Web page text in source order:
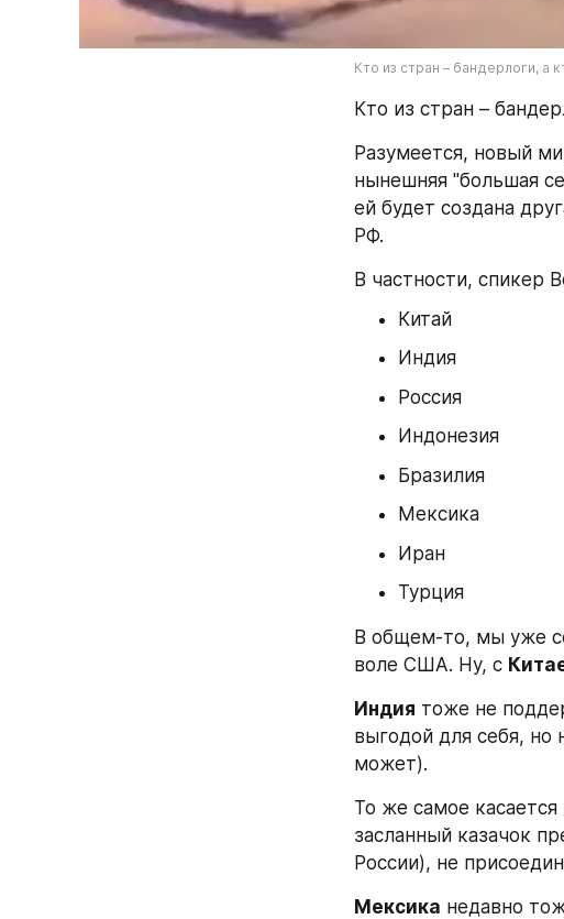
Кто из стран – бандерлоги, а
Кто из стран –
Разумеется, новый
нынешняя "большая
ей будет создана
РФ.
В частности, спикер
Китай
Индия
Россия
Индонезия
Бразилия
Мексика
Иран
Турция
В общем-то, мы уже
воле США. Ну, с
Индия тоже не
выгодой для себя, но
может).
То же самое касается
засланный казачок
России), не
Мексика недавно